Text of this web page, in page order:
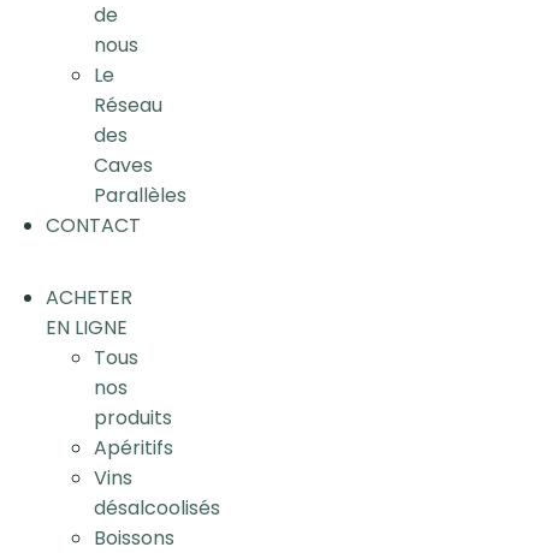
de
nous
Le
Réseau
des
Caves
Parallèles
CONTACT
ACHETER
EN LIGNE
Tous
nos
produits
Apéritifs
Vins
désalcoolisés
Boissons